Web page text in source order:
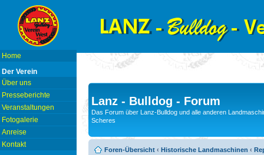
Home
Der Verein
Über uns
Presseberichte
Veranstaltungen
Fotogalerie
Anreise
Kontakt
Lanz - Bulldog - Forum
Das Forum über Lanz-Bulldog und alle anderen
Scheres
Foren-Übersicht ‹ Historische Landmaschinen ‹